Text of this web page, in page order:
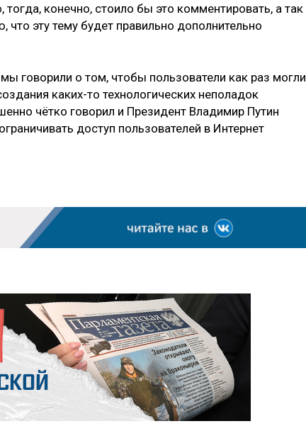
конечно, стоило бы это комментировать, а так
эту тему будет правильно дополнительно
говорили о том, чтобы пользователи как раз могли
каких-то технологических неполадок
чётко говорил и Президент Владимир Путин
доступ пользователей в Интернет